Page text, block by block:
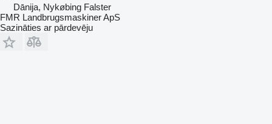
Dānija, Nykøbing Falster
FMR Landbrugsmaskiner ApS
Sazināties ar pārdevēju